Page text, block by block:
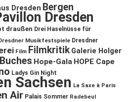
Dresden Bergen
Dresden
draußen Drei Haselnüsse für
Musikfestspiele Dresdner
Film Filmkritik Galerie Holger
Hope-Gala HOPE Cape
Ladys Gin Night
Sachsen La Saxe à Paris
Air Palais Sommer Radebeul